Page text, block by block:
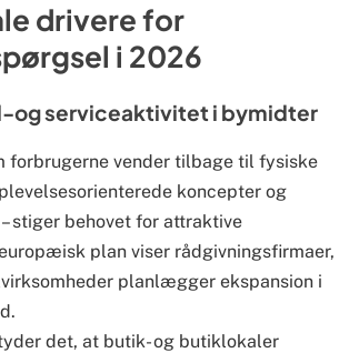
drivere for
i 2026
og serviceaktivitet i bymidter
forbrugerne vender tilbage til fysiske
koncepter og
stiger behovet for attraktive
plan viser rådgivningsfirmaer,
planlægger ekspansion i
det, at butik- og butiklokaler